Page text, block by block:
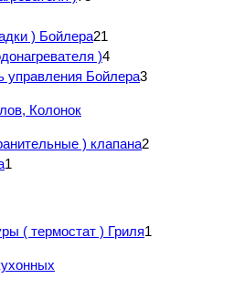
) Бойлера21
)4
управления Бойлера3
Колонок
) клапана2
1
( термостат ) Гриля1